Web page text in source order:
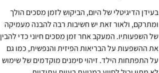
בעידן הדיגיטלי של היום, הביקוש לזמן מסכים הולך
ומתרקם, ולאור זאת יש חשיבות רבה להבנה מעמיקה
של השפעותיו. המעקב אחר זמן מסכים חיוני כדי להבין
את ההשפעות על הבריאות הפיזית והנפשית, כמו גם
על התפתחות הילד. זיהוי סימנים מוקדמים של שימוש